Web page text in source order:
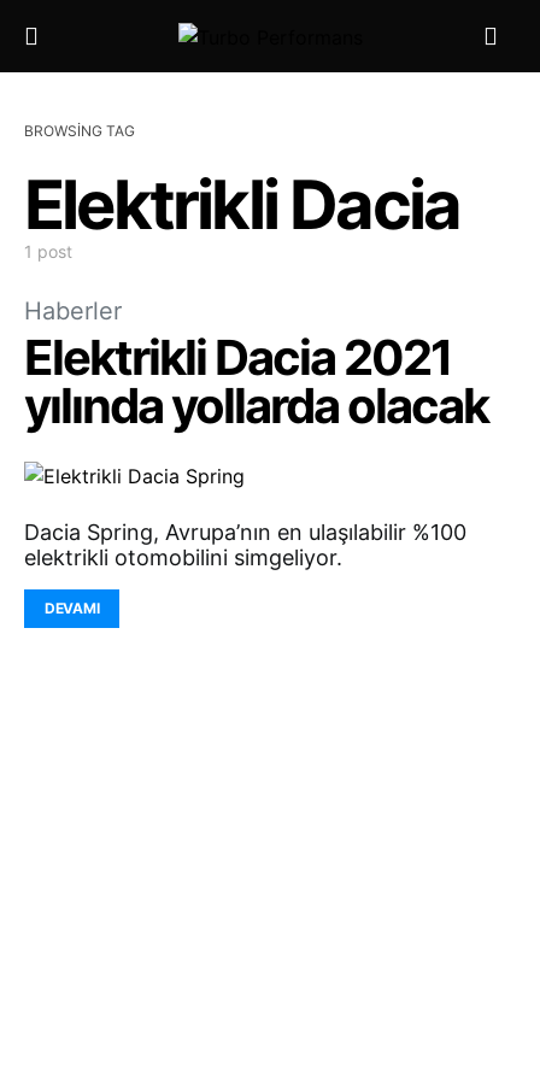
BROWSING TAG
Elektrikli Dacia
1 post
Haberler
Elektrikli Dacia 2021
yılında yollarda olacak
Dacia Spring, Avrupa’nın en ulaşılabilir %100
elektrikli otomobilini simgeliyor.
DEVAMI